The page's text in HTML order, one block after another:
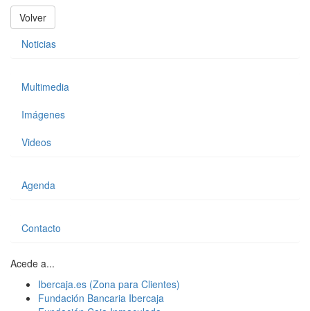
Volver
Noticias
Multimedia
Imágenes
Videos
Agenda
Contacto
Acede a...
Ibercaja.es (Zona para Clientes)
Fundación Bancaria Ibercaja